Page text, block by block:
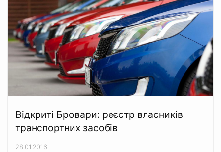
Відкриті Бровари: реєстр власників
транспортних засобів
28.01.2016